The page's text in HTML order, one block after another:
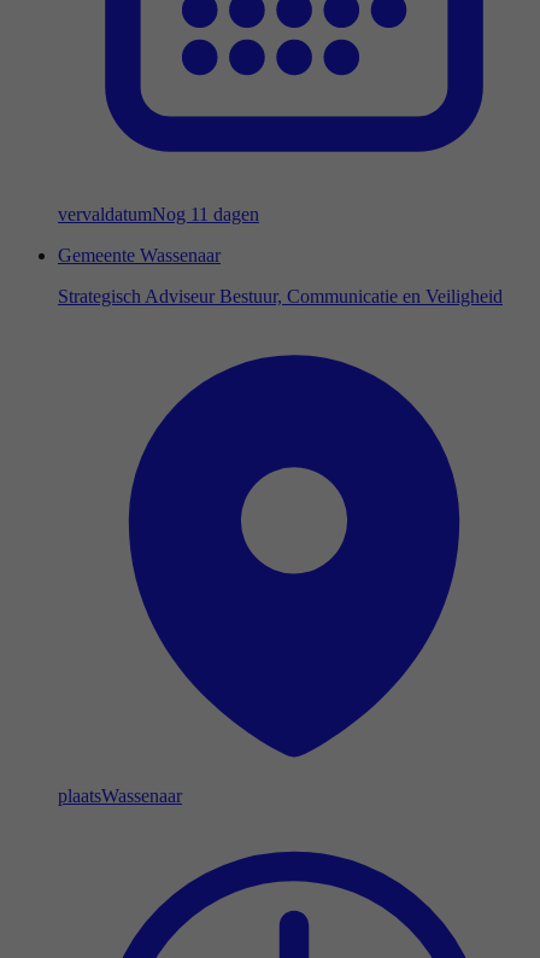
vervaldatumNog 11 dagen
Gemeente Wassenaar
Strategisch Adviseur Bestuur, Communicatie en Veiligheid
plaatsWassenaar